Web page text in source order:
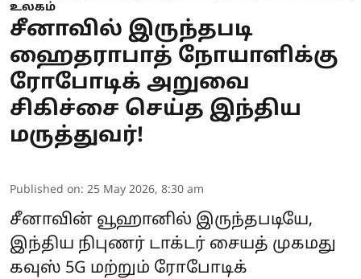
உலகம்
சீனாவில் இருந்தபடி
ஹைதராபாத் நோயாளிக்கு
ரோபோடிக் அறுவை
சிகிச்சை செய்த இந்திய
மருத்துவர்!
Published on: 25 May 2026, 8:30 am
சீனாவின் வூஹானில் இருந்தபடியே,
இந்திய நிபுணர் டாக்டர் சையத் முகமது
கவுஸ் 5G மற்றும் ரோபோடிக்